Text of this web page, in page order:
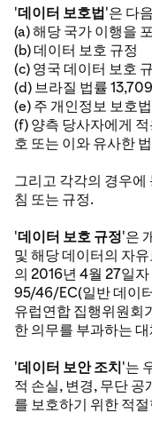
'데이터 보호법'은 다
(a) 해당 국가 이행을
(b) 데이터 보호 규정
(c) 영국 데이터 보호
(d) 브라질 법률
(e) 주 개인정보 보호
(f) 양측 당사자에게
호 또는 이와 유사한
그리고 각각의 경우에
침 또는 규정.
'데이터 보호 규정'은
및 해당 데이터의 자
의 2016년 4월 27일
95/46/EC(일반 데이
유럽연합 집행위원회
한 의무를 부과하는
'데이터 보안 조치'는
적 손실, 변경, 무단 공
를 보호하기 위한 적